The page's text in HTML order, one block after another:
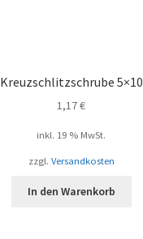
Kreuzschlitzschrube 5×10
1,17€
inkl. 19 % MwSt.
zzgl. Versandkosten
In den Warenkorb